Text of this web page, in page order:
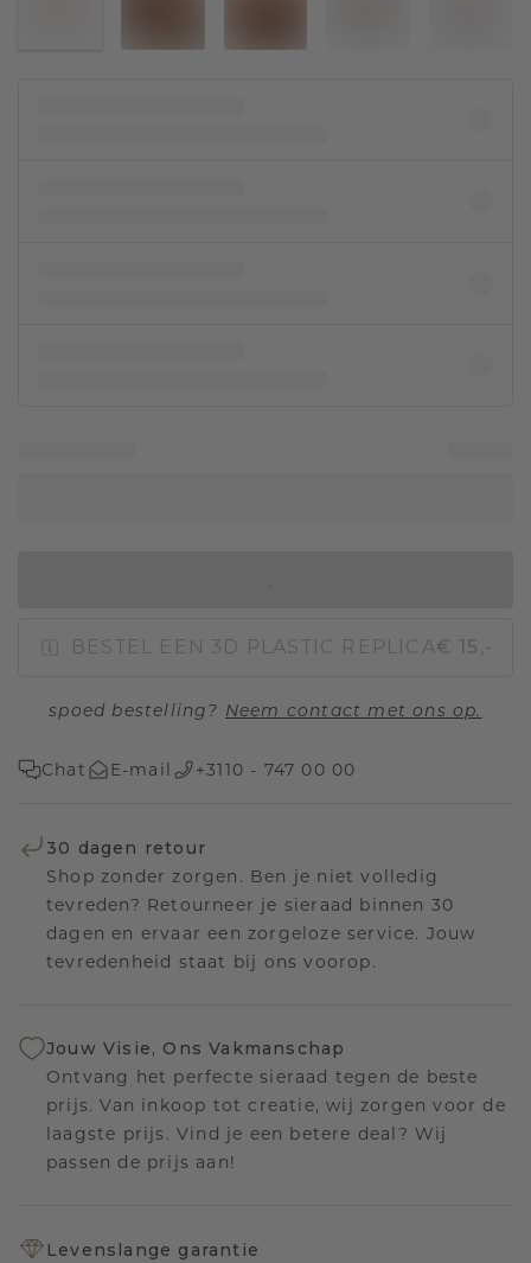
BESTEL EEN 3D PLASTIC REPLICA€ 15,-
spoed bestelling? Neem contact met ons op.
Chat E-mail +3110 - 747 00 00
30 dagen retour
Shop zonder zorgen. Ben je niet volledig
tevreden? Retourneer je sieraad binnen 30
dagen en ervaar een zorgeloze service. Jouw
tevredenheid staat bij ons voorop.
Jouw Visie, Ons Vakmanschap
Ontvang het perfecte sieraad tegen de beste
prijs. Van inkoop tot creatie, wij zorgen voor de
laagste prijs. Vind je een betere deal? Wij
passen de prijs aan!
Levenslange garantie